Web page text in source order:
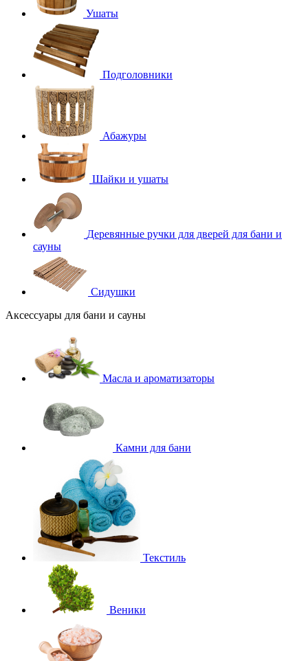
Ушаты
Подголовники
Абажуры
Шайки и ушаты
Деревянные ручки для дверей для бани и
сауны
Сидушки
Аксессуары для бани и сауны
Масла и ароматизаторы
Камни для бани
Текстиль
Веники